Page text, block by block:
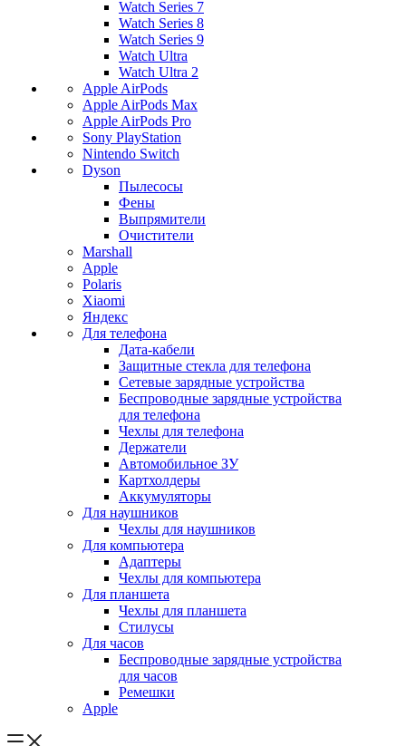
Watch Series 7
Watch Series 8
Watch Series 9
Watch Ultra
Watch Ultra 2
Apple AirPods
Apple AirPods Max
Apple AirPods Pro
Sony PlayStation
Nintendo Switch
Dyson
Пылесосы
Фены
Выпрямители
Очистители
Marshall
Apple
Polaris
Xiaomi
Яндекс
Для телефона
Дата-кабели
Защитные стекла для телефона
Сетевые зарядные устройства
Беспроводные зарядные устройства
для телефона
Чехлы для телефона
Держатели
Автомобильное ЗУ
Картхолдеры
Аккумуляторы
Для наушников
Чехлы для наушников
Для компьютера
Адаптеры
Чехлы для компьютера
Для планшета
Чехлы для планшета
Стилусы
Для часов
Беспроводные зарядные устройства
для часов
Ремешки
Apple